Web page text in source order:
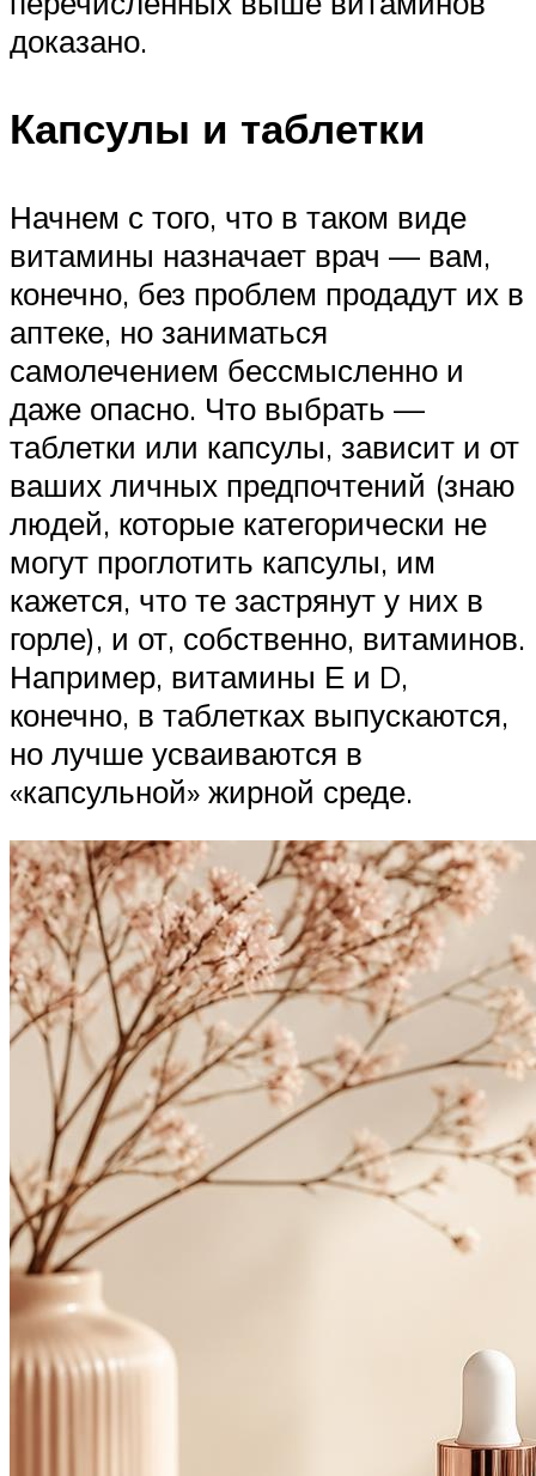
доказано.
Капсулы и таблетки
Начнем с того, что в таком виде
витамины назначает врач — вам,
конечно, без проблем продадут их в
аптеке, но заниматься
самолечением бессмысленно и
даже опасно. Что выбрать —
таблетки или капсулы, зависит и от
ваших личных предпочтений (знаю
людей, которые категорически не
могут проглотить капсулы, им
кажется, что те застрянут у них в
горле), и от, собственно, витаминов.
Например, витамины Е и D,
конечно, в таблетках выпускаются,
но лучше усваиваются в
«капсульной» жирной среде.